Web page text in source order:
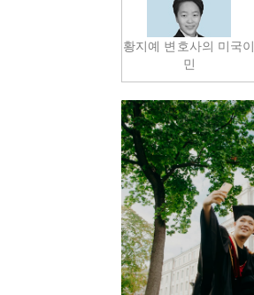
황지예 변호사의 미국이
민